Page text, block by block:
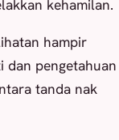
kehamilan.
hampir
dan pengetahuan
tanda nak